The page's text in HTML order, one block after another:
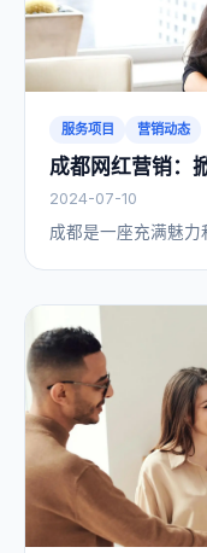
服务项目 营销动态
成都网红营销：
2024-07-10
成都是一座充满魅